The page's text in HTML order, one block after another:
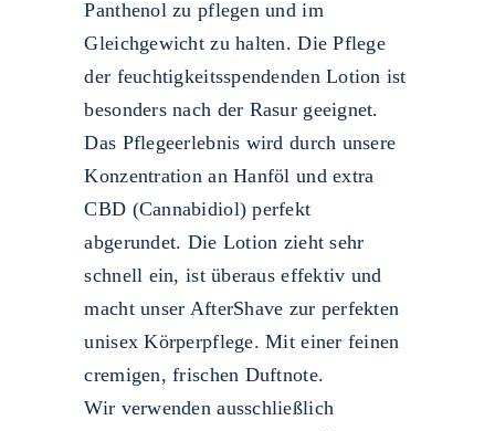
Panthenol zu pflegen und im
Gleichgewicht zu halten. Die Pflege
der feuchtigkeitsspendenden Lotion ist
besonders nach der Rasur geeignet.
Das Pflegeerlebnis wird durch unsere
Konzentration an Hanföl und extra
CBD (Cannabidiol) perfekt
abgerundet. Die Lotion zieht sehr
schnell ein, ist überaus effektiv und
macht unser AfterShave zur perfekten
unisex Körperpflege. Mit einer feinen
cremigen, frischen Duftnote.
Wir verwenden ausschließlich